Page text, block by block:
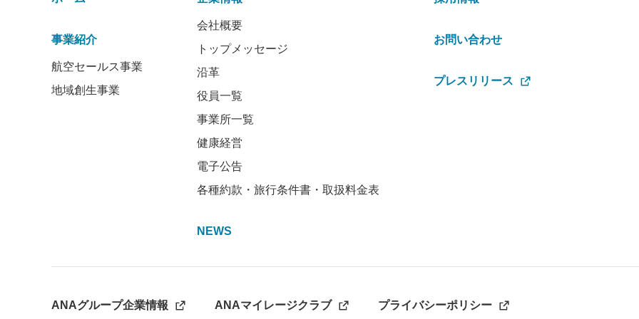
事業紹介
航空セールス事業
地域創生事業
会社概要
トップメッセージ
沿革
役員一覧
事業所一覧
健康経営
電子公告
各種約款・旅行条件書・取扱料金表
NEWS
お問い合わせ
プレスリリース
ANAグループ企業情報 ANAマイレージクラブ プライバシーポリシー